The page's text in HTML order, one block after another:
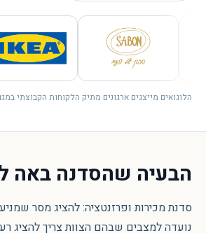
הלוגואים מייצגים ארגונים מתיק הלקוחות הקבוצתי
הבעיה שהסדנה באה
סדנת מכירות ופרזנטציה: להציג מסר
נועדה למצבים שבהם הצוות צריך להציג